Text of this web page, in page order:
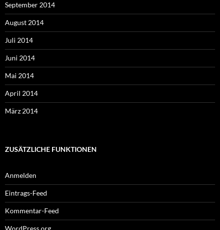
September 2014
August 2014
Juli 2014
Juni 2014
Mai 2014
April 2014
März 2014
ZUSÄTZLICHE FUNKTIONEN
Anmelden
Eintrags-Feed
Kommentar-Feed